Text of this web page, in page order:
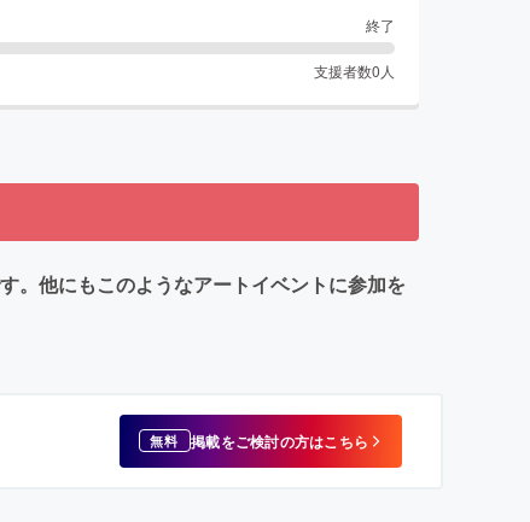
終了
支援者数0 人
。他にもこのようなアートイベントに参加を
無料 掲載をご検討の方はこちら